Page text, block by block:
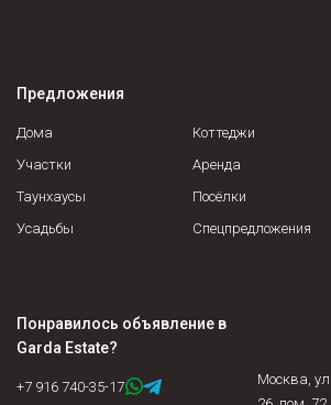
Предложения
Дома
Участки
Таунхаусы
Усадьбы
Коттеджи
Аренда
Посёлки
Спецпредложения
Понравилось объявление в
Garda Estate?
+7 916 740-35-17
Москва,